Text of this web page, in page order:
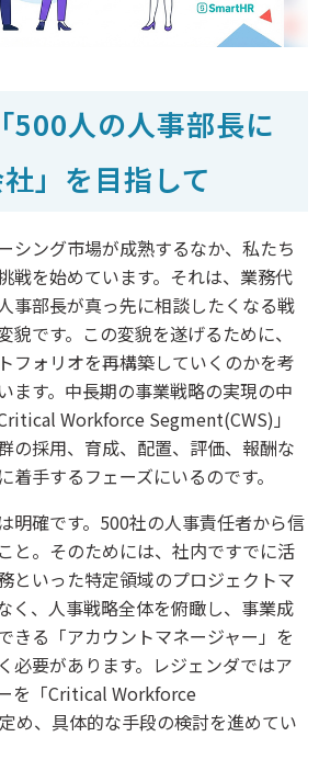
500人の人事部長に
」を目指して
シング市場が成熟するなか、私たち
戦を始めています。それは、業務代
事部長が真っ先に相談したくなる戦
貌です。この変貌を遂げるために、
フォリオを再構築していくのかを考
ます。中長期の事業戦略の実現の中
Workforce Segment(CWS)」
の採用、育成、配置、評価、報酬な
着手するフェーズにいるのです。
明確です。500社の人事責任者から信
と。そのためには、社内ですでに活
といった特定領域のプロジェクトマ
く、人事戦略全体を俯瞰し、事業成
きる「アカウントマネージャー」を
必要があります。レジェンダではア
を「Critical Workforce
め、具体的な手段の検討を進めてい